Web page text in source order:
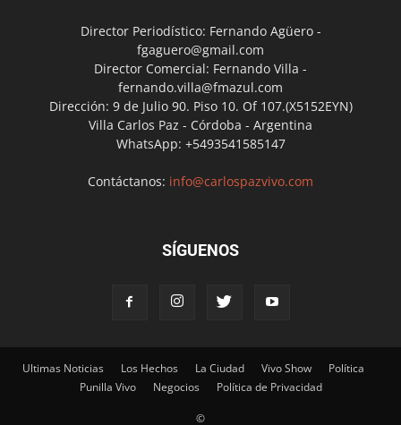
Director Periodístico: Fernando Agüero -
fgaguero@gmail.com
Director Comercial: Fernando Villa -
fernando.villa@fmazul.com
Dirección: 9 de Julio 90. Piso 10. Of 107.(X5152EYN)
Villa Carlos Paz - Córdoba - Argentina
WhatsApp: +5493541585147
Contáctanos: info@carlospazvivo.com
SÍGUENOS
Ultimas Noticias Los Hechos La Ciudad Vivo Show
Política
Punilla Vivo
Negocios Política de Privacidad
©